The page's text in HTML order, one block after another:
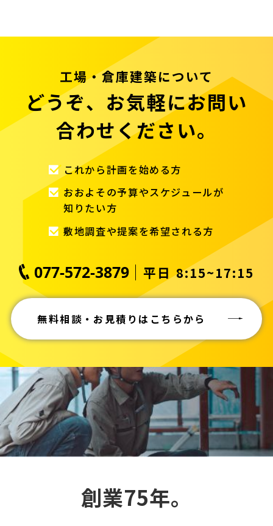
工場・倉庫建築について
どうぞ、お気軽にお問い
合わせください。
これから計画を始める方
おおよその予算やスケジュールが
知りたい方
敷地調査や提案を希望される方
077-572-3879 平日 8:15~17:15
無料相談・お見積りはこちらから
創業75年。